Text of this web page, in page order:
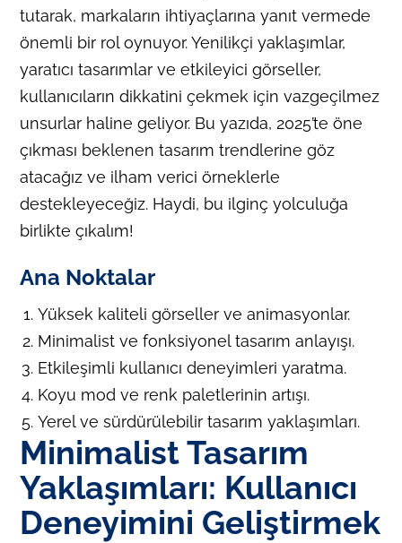
tutarak, markaların ihtiyaçlarına yanıt vermede
önemli bir rol oynuyor. Yenilikçi yaklaşımlar,
yaratıcı tasarımlar ve etkileyici görseller,
kullanıcıların dikkatini çekmek için vazgeçilmez
unsurlar haline geliyor. Bu yazıda, 2025’te öne
çıkması beklenen tasarım trendlerine göz
atacağız ve ilham verici örneklerle
destekleyeceğiz. Haydi, bu ilginç yolculuğa
birlikte çıkalım!
Ana Noktalar
Yüksek kaliteli görseller ve animasyonlar.
Minimalist ve fonksiyonel tasarım anlayışı.
Etkileşimli kullanıcı deneyimleri yaratma.
Koyu mod ve renk paletlerinin artışı.
Yerel ve sürdürülebilir tasarım yaklaşımları.
Minimalist Tasarım
Yaklaşımları: Kullanıcı
Deneyimini Geliştirmek